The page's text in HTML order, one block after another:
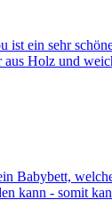
ist ein sehr
aus Holz und
Babybett,
kann - somit